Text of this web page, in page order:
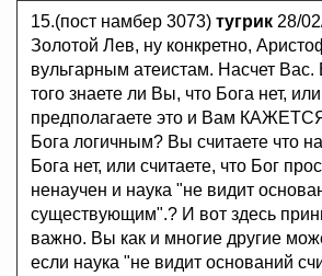
15.(пост намбер 3073) тугрик 28/
Золотой Лев, ну конкретно,
вульгарным атеистам. Насчет Вас.
того знаете ли Вы, что Бога нет,
предполагаете это и Вам
Бога логичным? Вы считаете что
Бога нет, или считаете, что Бог
ненаучен и наука "не видит
существующим".? И вот здесь
важно. Вы как и многие другие
если наука "не видит оснований